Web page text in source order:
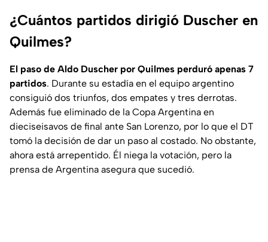
¿Cuántos partidos dirigió Duscher en
Quilmes?
El paso de Aldo Duscher por Quilmes perduró apenas 7
partidos. Durante su estadía en el equipo argentino
consiguió dos triunfos, dos empates y tres derrotas.
Además fue eliminado de la Copa Argentina en
dieciseisavos de final ante San Lorenzo, por lo que el DT
tomó la decisión de dar un paso al costado. No obstante,
ahora está arrepentido. Él niega la votación, pero la
prensa de Argentina asegura que sucedió.